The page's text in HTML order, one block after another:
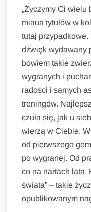
„Życzymy Ci wielu
miaua tytułów w
tutaj
dźwięk wydawany
bowiem takie
wygranych i
radości i samych
treningów.
czuła się, jak u
wierzą w Ciebie.
od pierwszego
po wygranej. Od
co na nartach lata.
świata” – takie
opublikowanym